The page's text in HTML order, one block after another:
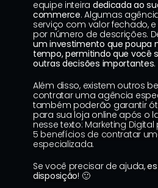
equipe inteira dedicada ao
commerce. Algumas
serviço com valor fechado,
por número de descrições.
um investimento que poupa
tempo, permitindo que você
outras decisões importantes.
Além disso, existem outros
contratar uma agência
também poderão garantir
para sua loja online após o
nesse texto: Marketing
5 benefícios de contratar
especializada.
Se você precisar de ajuda,
disposição! 🙂